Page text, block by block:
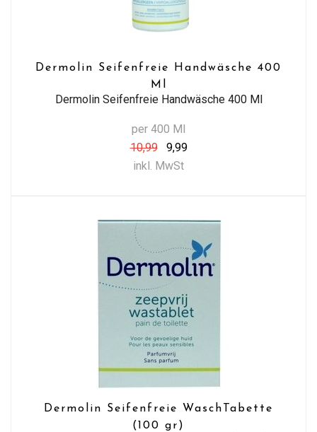
Dermolin Seifenfreie Handwäsche 400
Ml
Dermolin Seifenfreie Handwäsche 400 Ml
per 400 Ml
10,99
9,99
inkl. MwSt
Dermolin Seifenfreie WaschTabette
(100 gr)